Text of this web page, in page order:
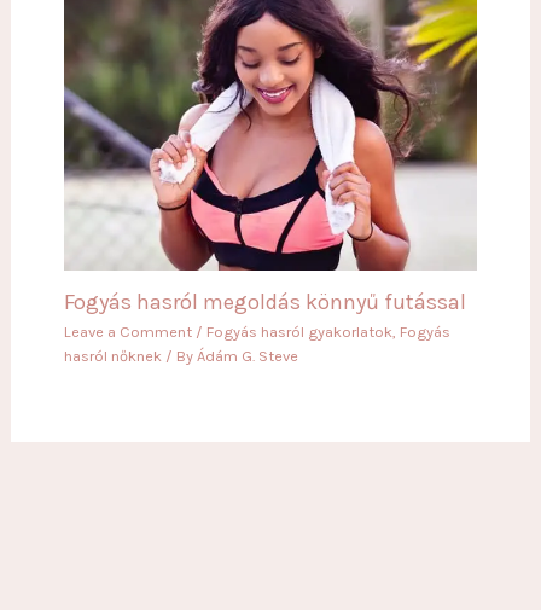
Fogyás hasról megoldás könnyű futással
Leave a Comment / Fogyás hasról gyakorlatok, Fogyás
hasról nőknek/ By Ádám G. Steve